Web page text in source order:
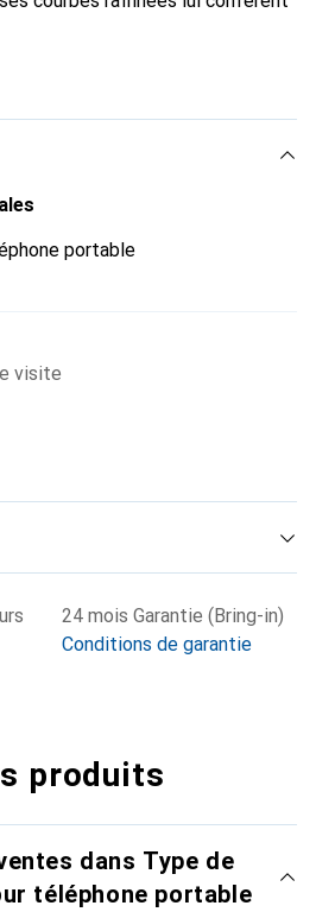
smartphone. Reconnaître
sûr pour une clientèle
portable
visite
24 mois Garantie (Bring-in)
Conditions de garantie
produits
dans Type de
téléphone portable